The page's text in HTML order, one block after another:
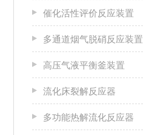
催化活性评价反应装置
多通道烟气脱硝反应装置
高压气液平衡釜装置
流化床裂解反应器
多功能热解流化反应器